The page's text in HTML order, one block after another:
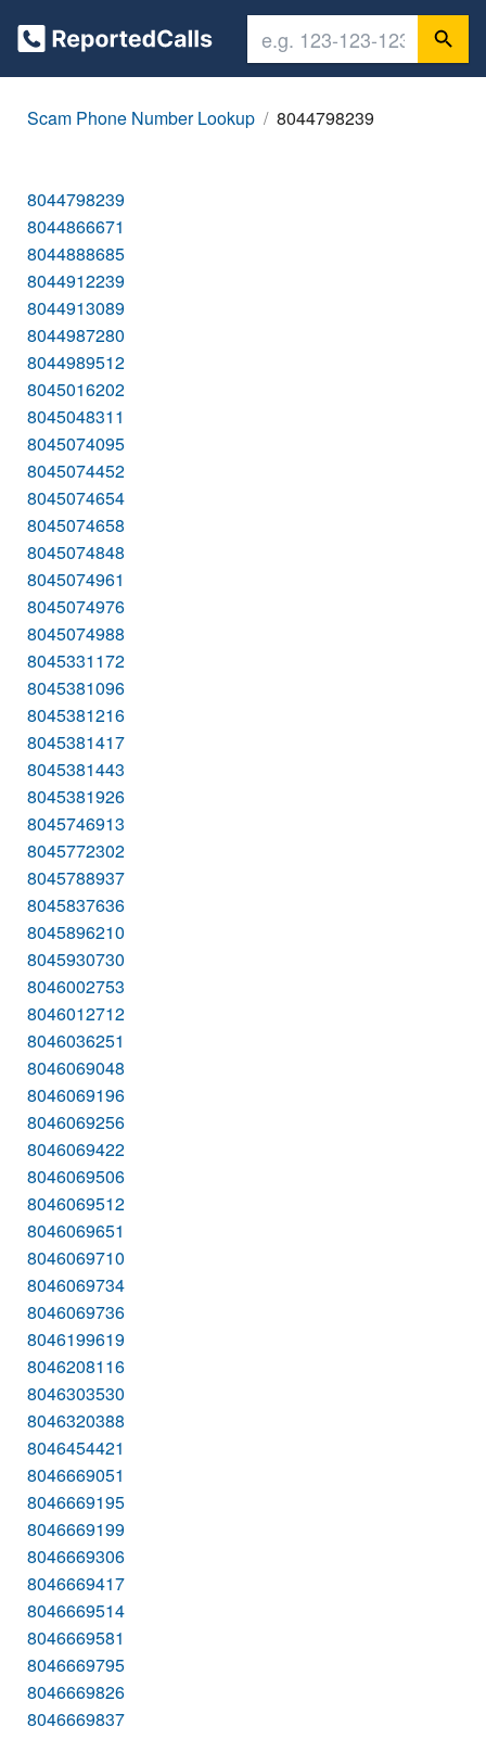
Scam Phone Number Lookup 8044798239
8044798239
8044866671
8044888685
8044912239
8044913089
8044987280
8044989512
8045016202
8045048311
8045074095
8045074452
8045074654
8045074658
8045074848
8045074961
8045074976
8045074988
8045331172
8045381096
8045381216
8045381417
8045381443
8045381926
8045746913
8045772302
8045788937
8045837636
8045896210
8045930730
8046002753
8046012712
8046036251
8046069048
8046069196
8046069256
8046069422
8046069506
8046069512
8046069651
8046069710
8046069734
8046069736
8046199619
8046208116
8046303530
8046320388
8046454421
8046669051
8046669195
8046669199
8046669306
8046669417
8046669514
8046669581
8046669795
8046669826
8046669837